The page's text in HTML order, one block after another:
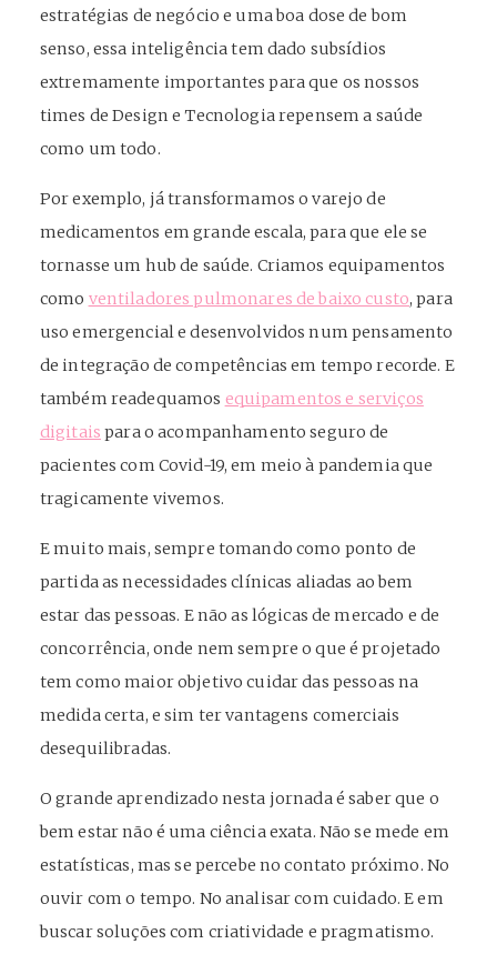
estratégias de negócio e uma boa dose de bom
senso, essa inteligência tem dado subsídios
extremamente importantes para que os nossos
times de Design e Tecnologia repensem a saúde
como um todo.
Por exemplo, já transformamos o varejo de
medicamentos em grande escala, para que ele se
tornasse um hub de saúde. Criamos equipamentos
como ventiladores pulmonares de baixo custo, para
uso emergencial e desenvolvidos num pensamento
de integração de competências em tempo recorde. E
também readequamos equipamentos e serviços
digitais para o acompanhamento seguro de
pacientes com Covid-19, em meio à pandemia que
tragicamente vivemos.
E muito mais, sempre tomando como ponto de
partida as necessidades clínicas aliadas ao bem
estar das pessoas. E não as lógicas de mercado e de
concorrência, onde nem sempre o que é projetado
tem como maior objetivo cuidar das pessoas na
medida certa, e sim ter vantagens comerciais
desequilibradas.
O grande aprendizado nesta jornada é saber que o
bem estar não é uma ciência exata. Não se mede em
estatísticas, mas se percebe no contato próximo. No
ouvir com o tempo. No analisar com cuidado. E em
buscar soluções com criatividade e pragmatismo.